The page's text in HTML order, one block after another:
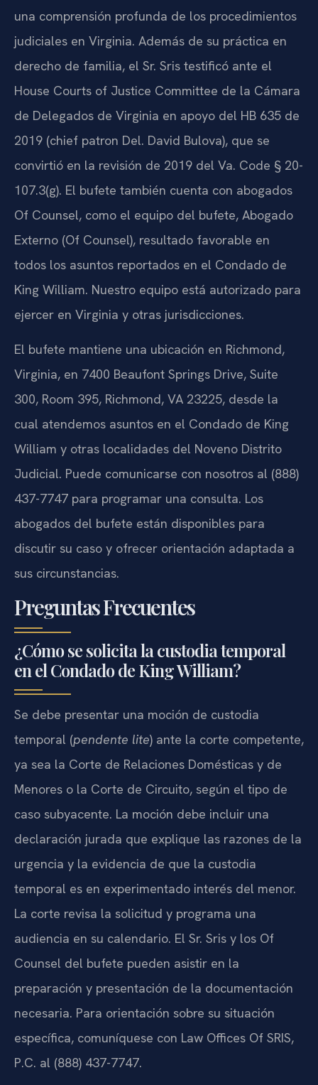
una comprensión profunda de los procedimientos
judiciales en Virginia. Además de su práctica en
derecho de familia, el Sr. Sris testificó ante el
House Courts of Justice Committee de la Cámara
de Delegados de Virginia en apoyo del HB 635 de
2019 (chief patron Del. David Bulova), que se
convirtió en la revisión de 2019 del Va. Code § 20-
107.3(g). El bufete también cuenta con abogados
Of Counsel, como el equipo del bufete, Abogado
Externo (Of Counsel), resultado favorable en
todos los asuntos reportados en el Condado de
King William. Nuestro equipo está autorizado para
ejercer en Virginia y otras jurisdicciones.
El bufete mantiene una ubicación en Richmond,
Virginia, en 7400 Beaufont Springs Drive, Suite
300, Room 395, Richmond, VA 23225, desde la
cual atendemos asuntos en el Condado de King
William y otras localidades del Noveno Distrito
Judicial. Puede comunicarse con nosotros al (888)
437-7747 para programar una consulta. Los
abogados del bufete están disponibles para
discutir su caso y ofrecer orientación adaptada a
sus circunstancias.
Preguntas Frecuentes
¿Cómo se solicita la custodia temporal
en el Condado de King William?
Se debe presentar una moción de custodia
temporal (pendente lite) ante la corte competente,
ya sea la Corte de Relaciones Domésticas y de
Menores o la Corte de Circuito, según el tipo de
caso subyacente. La moción debe incluir una
declaración jurada que explique las razones de la
urgencia y la evidencia de que la custodia
temporal es en experimentado interés del menor.
La corte revisa la solicitud y programa una
audiencia en su calendario. El Sr. Sris y los Of
Counsel del bufete pueden asistir en la
preparación y presentación de la documentación
necesaria. Para orientación sobre su situación
específica, comuníquese con Law Offices Of SRIS,
P.C. al (888) 437-7747.